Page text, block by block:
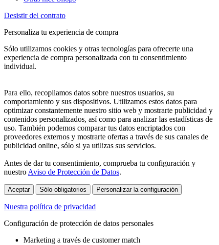
Desistir del contrato
Personaliza tu experiencia de compra
Sólo utilizamos cookies y otras tecnologías para ofrecerte una
experiencia de compra personalizada con tu consentimiento
individual.
Para ello, recopilamos datos sobre nuestros usuarios, su
comportamiento y sus dispositivos. Utilizamos estos datos para
optimizar constantemente nuestro sitio web y mostrarte publicidad y
contenidos personalizados, así como para analizar las estadísticas de
uso. También podemos comparar tus datos encriptados con
proveedores externos y mostrarte ofertas a través de sus canales de
publicidad online, sólo si ya utilizas sus servicios.
Antes de dar tu consentimiento, comprueba tu configuración y
nuestro Aviso de Protección de Datos.
Aceptar Sólo obligatorios Personalizar la configuración
Nuestra política de privacidad
Configuración de protección de datos personales
Marketing a través de customer match